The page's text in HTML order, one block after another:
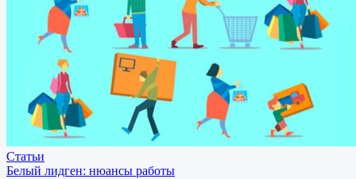
Статьи
Белый лидген: нюансы работы